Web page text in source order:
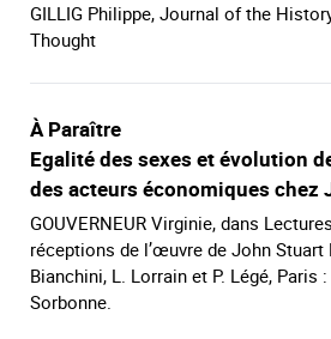
GILLIG Philippe, Journal of the
Thought
À Paraître
Egalité des sexes et évolution
des acteurs économiques chez
GOUVERNEUR Virginie, dans
réceptions de l’œuvre de John Stuart
Bianchini, L. Lorrain et P. Légé, Paris
Sorbonne.